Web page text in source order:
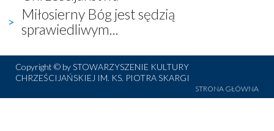
Miłosierny Bóg jest sędzią
sprawiedliwym...
Copyright © by STOWARZYSZENIE KULTURY
CHRZEŚCIJAŃSKIEJ IM. KS. PIOTRA SKARGI
STRONA GŁÓWNA